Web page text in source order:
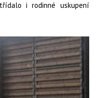
i rodinné uskupení